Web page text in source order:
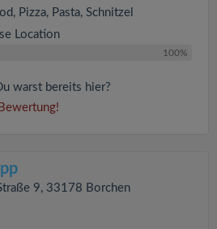
Pizza, Pasta, Schnitzel
Location
100%
warst bereits hier?
9, 33178 Borchen